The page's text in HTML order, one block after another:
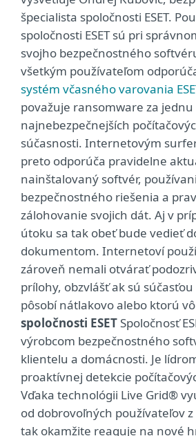
špecialista spoločnosti ESET.
spoločnosti ESET sú pri
svojho bezpečnostného
všetkým používateľom
systém včasného varovania
považuje ransomware za jednu
najnebezpečnejších
súčasnosti. Internetovým
preto odporúča pravidelne
nainštalovaný softvér,
bezpečnostného riešenia a
zálohovanie svojich dát. Aj v
útoku sa tak obeť bude vedieť
dokumentom. Internetoví
zároveň nemali otvárať
prílohy, obzvlášť ak sú
pôsobí nátlakovo alebo ktorú
spoločnosti ESET Spoločnosť
výrobcom bezpečnostného
klientelu a domácnosti. Je
proaktívnej detekcie
Vďaka technológii Live Grid®
od dobrovoľných používateľov
tak okamžite reaguje na nové